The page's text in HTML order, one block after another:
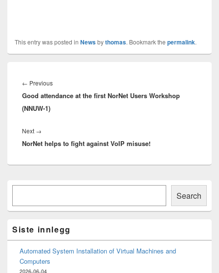
This entry was posted in Newsbythomas. Bookmark the permalink.
← PreviousPrevious
post:
Good attendance at the first NorNet Users Workshop
(NNUW-1)
Next →
post:
NorNet helps to fight against VoIP misuse!
Primary
Area
Search
Siste innlegg
Automated System Installation of Virtual Machines and
Computers
2026-06-04